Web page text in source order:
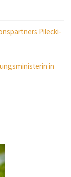
Pilecki-
in